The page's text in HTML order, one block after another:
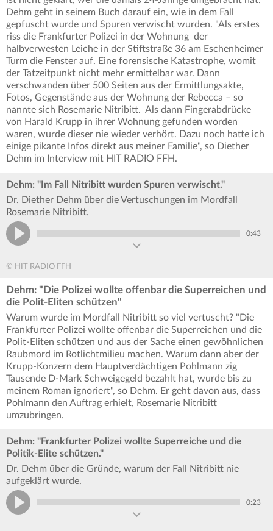
Dehm geht in seinem Buch darauf ein, wie in dem Fall
gepfuscht wurde und Spuren verwischt wurden. "Als erstes
riss die Frankfurter Polizei in der Wohnung der
halbverwesten Leiche in der Stiftstraße 36 am Eschenheimer
Turm die Fenster auf. Eine forensische Katastrophe, womit
der Tatzeitpunkt nicht mehr ermittelbar war. Dann
verschwanden über 500 Seiten aus der Ermittlungsakte,
Fotos, Gegenstände aus der Wohnung der Rebecca – so
nannte sich Rosemarie Nitribitt. Als dann Fingerabdrücke
von Harald Krupp in ihrer Wohnung gefunden worden
waren, wurde dieser nie wieder verhört. Dazu noch hatte ich
einige pikante Infos direkt aus meiner Familie", so Diether
Dehm im Interview mit HIT RADIO FFH.
Dehm: "Im Fall Nitribitt wurden Spuren verwischt."
Dr. Diether Dehm über die Vertuschungen im Mordfall
Rosemarie Nitribitt.
0:43
© HIT RADIO FFH
Dehm: "Die Polizei wollte offenbar die Superreichen und
die Polit-Eliten schützen"
Warum wurde im Mordfall Nitribitt so viel vertuscht? "Die
Frankfurter Polizei wollte offenbar die Superreichen und die
Polit-Eliten schützen und aus der Sache einen gewöhnlichen
Raubmord im Rotlichtmilieu machen. Warum dann aber der
Krupp-Konzern dem Hauptverdächtigen Pohlmann zig
Tausende D-Mark Schweigegeld bezahlt hat, wurde bis zu
meinem Roman ignoriert", so Dehm. Er geht davon aus, dass
Pohlmann den Auftrag erhielt, Rosemarie Nitribitt
umzubringen.
Dehm: "Frankfurter Polizei wollte Superreiche und die
Politik-Elite schützen."
Dr. Dehm über die Gründe, warum der Fall Nitribitt nie
aufgeklärt wurde.
0:23